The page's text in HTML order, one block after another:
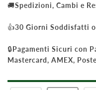
🚚Spedizioni, Cambi e
👍30 Giorni Soddisfatti
🔒Pagamenti Sicuri con
Mastercard, AMEX,